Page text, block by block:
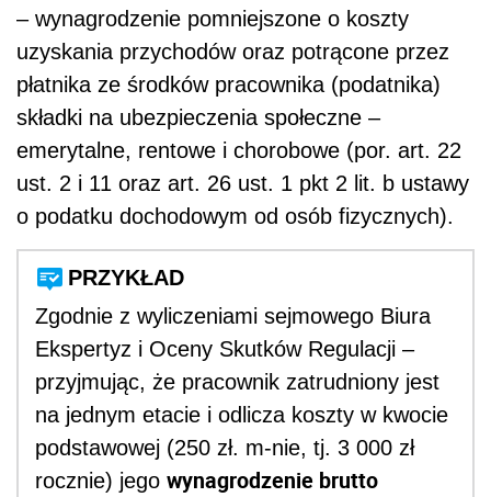
– wynagrodzenie pomniejszone o koszty
uzyskania przychodów oraz potrącone przez
płatnika ze środków pracownika (podatnika)
składki na ubezpieczenia społeczne –
emerytalne, rentowe i chorobowe (por. art. 22
ust. 2 i 11 oraz art. 26 ust. 1 pkt 2 lit. b ustawy
o podatku dochodowym od osób fizycznych).
PRZYKŁAD
Zgodnie z wyliczeniami sejmowego Biura
Ekspertyz i Oceny Skutków Regulacji –
przyjmując, że pracownik zatrudniony jest
na jednym etacie i odlicza koszty w kwocie
podstawowej (250 zł. m-nie, tj. 3 000 zł
rocznie) jego wynagrodzenie brutto